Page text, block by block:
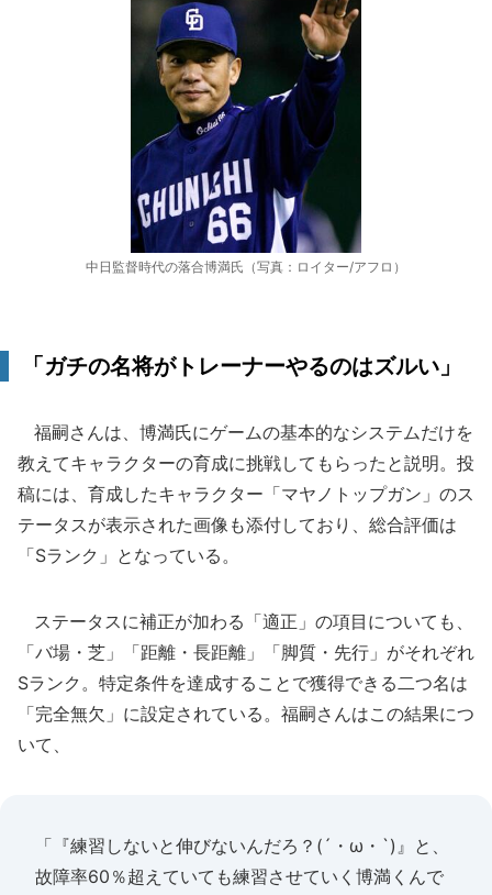
中日監督時代の落合博満氏（写真：ロイター/アフロ）
「ガチの名将がトレーナーやるのはズルい」
福嗣さんは、博満氏にゲームの基本的なシステムだけを
教えてキャラクターの育成に挑戦してもらったと説明。投
稿には、育成したキャラクター「マヤノトップガン」のス
テータスが表示された画像も添付しており、総合評価は
「Sランク」となっている。
ステータスに補正が加わる「適正」の項目についても、
「バ場・芝」「距離・長距離」「脚質・先行」がそれぞれ
Sランク。特定条件を達成することで獲得できる二つ名は
「完全無欠」に設定されている。福嗣さんはこの結果につ
いて、
「『練習しないと伸びないんだろ？(´・ω・`)』と、
故障率60％超えていても練習させていく博満くんで